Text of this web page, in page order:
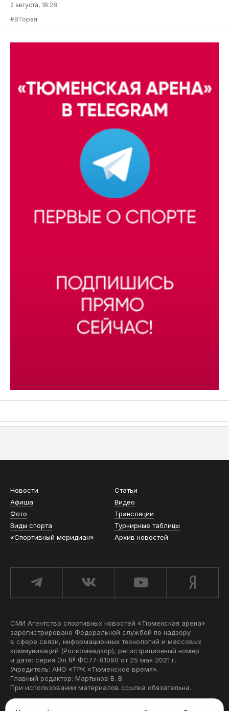
2 августа, 18:28
#ВТорая
Новости
Статьи
Афиша
Видео
Фото
Трансляции
Виды спорта
Турнирные таблицы
«Спортивный меридиан»
Архив новостей
СМИ Агентство спортивных новостей «Тюменская арена»
зарегистрировано Федеральной службой по надзору
в сфере связи, информационных технологий и массовых
коммуникаций (Роскомнадзор), регистрационный номер
и дата: серия Эл № ФС77-81090 от 25 мая 2021 г.
Учредитель: АНО «ТРК «Тюменское время».
Главный редактор: Мартынов В. В.
При использовании материалов ссылка обязательна.